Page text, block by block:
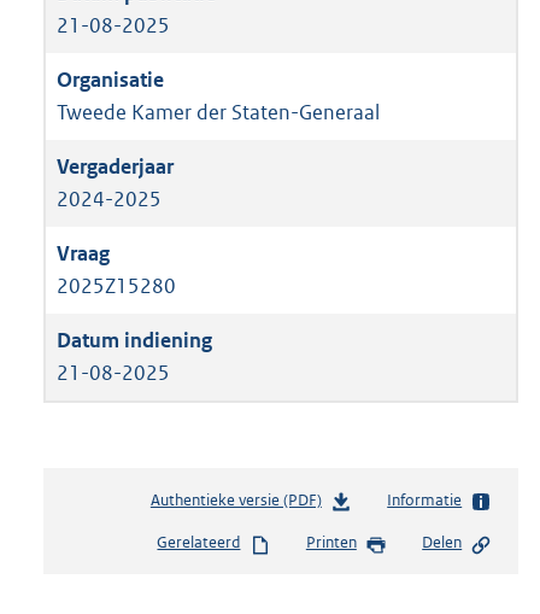
21-08-2025
Tweede Kamer der Staten-Generaal
2024-2025
2025Z15280
21-08-2025
Authentieke versie (PDF)b
s
Informatie
Gerelateerd Printen Delen